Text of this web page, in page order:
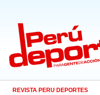
REVISTA PERU DEPORTES